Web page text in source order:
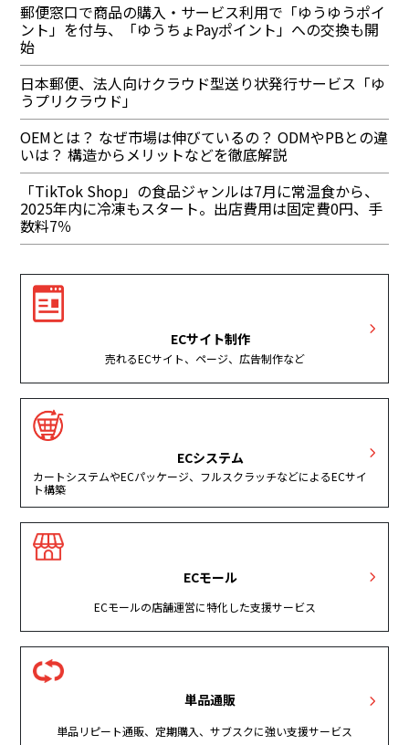
郵便窓口で商品の購入・サービス利用で「ゆうゆうポイ
ント」を付与、「ゆうちょPayポイント」への交換も開
始
日本郵便、法人向けクラウド型送り状発行サービス「ゆ
うプリクラウド」
OEMとは？ なぜ市場は伸びているの？ ODMやPBとの違
いは？ 構造からメリットなどを徹底解説
「TikTok Shop」の食品ジャンルは7月に常温食から、
2025年内に冷凍もスタート。出店費用は固定費0円、手
数料7％
ECサイト制作
売れるECサイト、ページ、広告制作など
ECシステム
カートシステムやECパッケージ、フルスクラッチなどによるECサイ
ト構築
ECモール
ECモールの店舗運営に特化した支援サービス
単品通販
単品リピート通販、定期購入、サブスクに強い支援サービス